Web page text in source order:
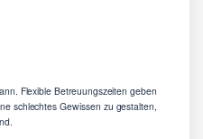
Flexible Betreuungszeiten geben
schlechtes Gewissen zu gestalten,